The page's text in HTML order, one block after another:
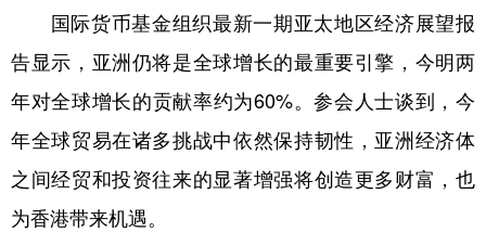
国际货币基金组织最新一期亚太地区经济展望报
告显示，亚洲仍将是全球增长的最重要引擎，今明两
年对全球增长的贡献率约为60%。参会人士谈到，今
年全球贸易在诸多挑战中依然保持韧性，亚洲经济体
之间经贸和投资往来的显著增强将创造更多财富，也
为香港带来机遇。